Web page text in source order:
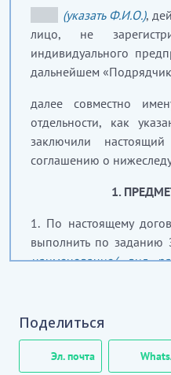
(указать Ф.И.О.),
лицо, не
индивидуального
дальнейшем
далее совместно
отдельности, как
заключили
соглашению о
1.
1. По настоящему
выполнить по заданию
наименование/ вид
договору), и сдать их
установленный срок, а
результаты работ и
Поделиться
Эл. почта